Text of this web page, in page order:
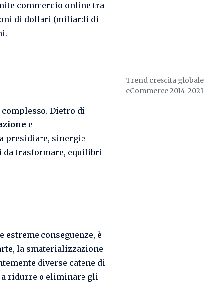
commercio online tra
di dollari (miliardi di
Trend crescita globale
eCommerce 2014-2021
Dietro di
e
presidiare, sinergie
da trasformare, equilibri
conseguenze, è
la smaterializzazione
diverse catene di
a ridurre o eliminare gli